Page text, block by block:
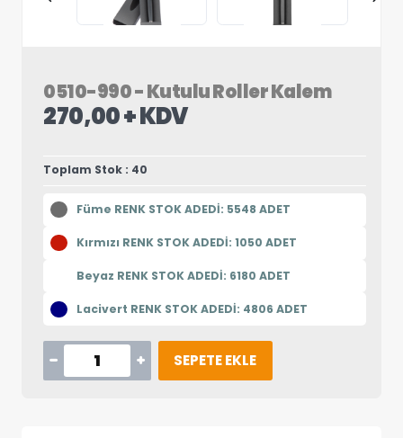
0510-990 - Kutulu Roller Kalem
270,00 + KDV
Toplam Stok : 40
Füme RENK STOK ADEDİ: 5548 ADET
Kırmızı RENK STOK ADEDİ: 1050 ADET
Beyaz RENK STOK ADEDİ: 6180 ADET
Lacivert RENK STOK ADEDİ: 4806 ADET
SEPETE EKLE